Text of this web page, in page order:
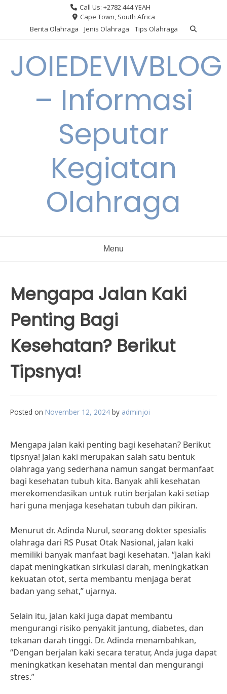
Call Us: +2782 444 YEAH
Cape Town, South Africa
Berita Olahraga
Jenis Olahraga Tips Olahraga
JOIEDEVIVBLOG
– Informasi
Seputar
Kegiatan
Olahraga
Menu
Mengapa Jalan Kaki
Penting Bagi
Kesehatan? Berikut
Tipsnya!
Posted on November 12, 2024 by adminjoi
Mengapa jalan kaki penting bagi kesehatan? Berikut
tipsnya! Jalan kaki merupakan salah satu bentuk
olahraga yang sederhana namun sangat bermanfaat
bagi kesehatan tubuh kita. Banyak ahli kesehatan
merekomendasikan untuk rutin berjalan kaki setiap
hari guna menjaga kesehatan tubuh dan pikiran.
Menurut dr. Adinda Nurul, seorang dokter spesialis
olahraga dari RS Pusat Otak Nasional, jalan kaki
memiliki banyak manfaat bagi kesehatan. “Jalan kaki
dapat meningkatkan sirkulasi darah, meningkatkan
kekuatan otot, serta membantu menjaga berat
badan yang sehat,” ujarnya.
Selain itu, jalan kaki juga dapat membantu
mengurangi risiko penyakit jantung, diabetes, dan
tekanan darah tinggi. Dr. Adinda menambahkan,
“Dengan berjalan kaki secara teratur, Anda juga dapat
meningkatkan kesehatan mental dan mengurangi
stres.”